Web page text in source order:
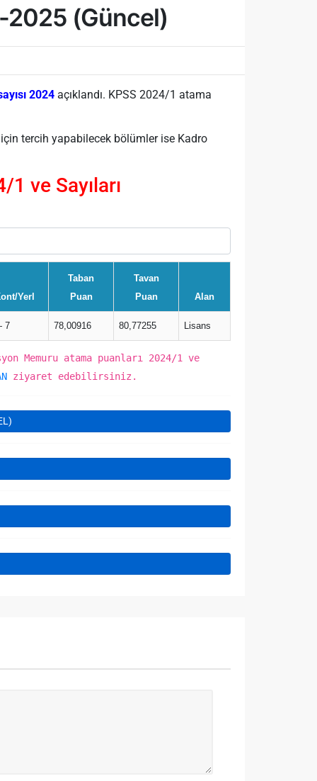
2025 (Güncel)
2024 açıklandı. KPSS 2024/1 atama
tercih yapabilecek bölümler ise Kadro
ve Sayıları
Yerl
Taban
Puan
Tavan
Puan
Alan
7 78,00916 80,77255 Lisans
Memuru atama puanları 2024/1 ve
ziyaret edebilirsiniz.